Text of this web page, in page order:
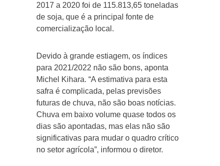
2017 a 2020 foi de 115.813,65 toneladas
de soja, que é a principal fonte de
comercialização local.
Devido à grande estiagem, os índices
para 2021/2022 não são bons, aponta
Michel Kihara. “A estimativa para esta
safra é complicada, pelas previsões
futuras de chuva, não são boas notícias.
Chuva em baixo volume quase todos os
dias são apontadas, mas elas não são
significativas para mudar o quadro crítico
no setor agrícola”, informou o diretor.